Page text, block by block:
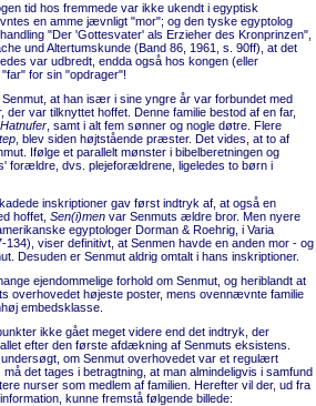
tid hos fremmede var ikke ukendt i egyptisk
en amme jævnligt "mor"; og den tyske egyptolog
"Der 'Gottesvater' als Erzieher des Kronprinzen",
und Altertumskunde (Band 86, 1961, s. 90ff), at det
var udbredt, endda også hos kongen (eller
for sin "opdrager"!
at han især i sine yngre år var forbundet med
var tilknyttet hoffet. Denne familie bestod af en far,
Hatnufer , samt i alt fem sønner og nogle døtre. Flere
, blev siden højtstående præster. Det vides, at to af
Ifølge et parallelt mønster i bibelberetningen og
forældre, dvs. plejeforældrene, ligeledes to børn i
inskriptioner gav først indtryk af, at også en
hoffet, Sen(i)men var Senmuts ældre bror. Men nyere
egyptologer Dorman & Roehrig, i Varia
134), viser definitivt, at Senmen havde en anden mor - og
Desuden er Senmut aldrig omtalt i hans inskriptioner.
ejendommelige forhold om Senmut, og heriblandt at
overhovedet højeste poster, mens ovennævnte familie
embedsklasse.
ikke gået meget videre end det indtryk, der
efter den første afdækning af Senmuts eksistens.
om Senmut overhovedet var et regulært
det tages i betragtning, at man almindeligvis i samfund
nurser som medlem af familien. Herefter vil der, ud fra
kunne fremstå følgende billede: